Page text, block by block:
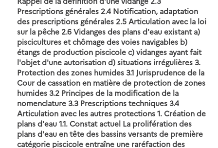
Prescriptions générales 2.4 Notification, adaptation
des prescriptions générales 2.5 Articulation avec la loi
sur la pêche 2.6 Vidanges des plans d'eau existant a)
piscicultures et chômage des voies navigables b)
étangs de production piscicole c) vidanges ayant fait
l'objet d'une autorisation d) situations irrégulières 3.
Protection des zones humides 3.1 Jurisprudence de la
Cour de cassation en matière de protection de zones
humides 3.2 Principes de la modification de la
nomenclature 3.3 Prescriptions techniques 3.4
Articulation avec les autres protections 1. Création de
plans d'eau 1.1. Constat actuel La prolifération des
plans d'eau en tête des bassins versants de première
catégorie piscicole entraîne une raréfaction des